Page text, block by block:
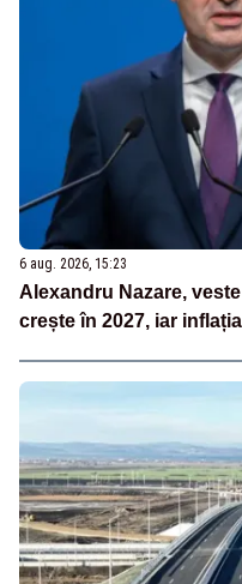
6 aug. 2026, 15:23
Alexandru Nazare,
crește în 2027, iar